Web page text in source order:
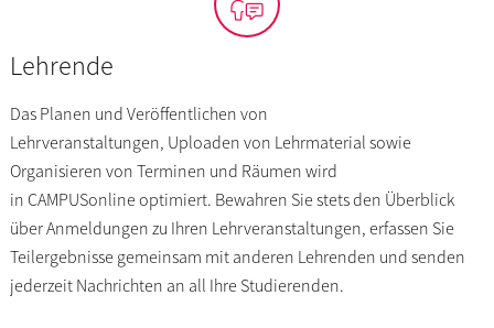
Lehrende
Das Planen und Veröffentlichen von
Lehrveranstaltungen, Uploaden von Lehrmaterial sowie
Organisieren von Terminen und Räumen wird
in CAMPUSonline optimiert. Bewahren Sie stets den Überblick
über Anmeldungen zu Ihren Lehrveranstaltungen, erfassen Sie
Teilergebnisse gemeinsam mit anderen Lehrenden und senden
jederzeit Nachrichten an all Ihre Studierenden.